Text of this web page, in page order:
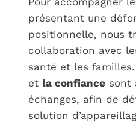
présentant une
positionnelle, nous
collaboration avec
santé et les familles.
et la confiancesont
échanges, afin de
solution